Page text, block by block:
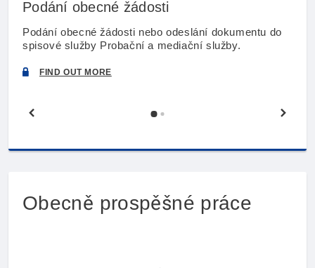
Podání obecné žádosti
Podání obecné žádosti nebo odeslání dokumentu do
spisové služby Probační a mediační služby.
FIND OUT MORE
Obecně prospěšné práce